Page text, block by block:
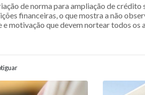
de norma para ampliação de
financeiras, o que mostra a não
motivação que devem nortear todos os
entre posts